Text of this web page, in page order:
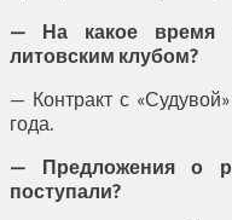
— На какое время
литовским клубом?
— Контракт с
года.
— Предложения о
поступали?